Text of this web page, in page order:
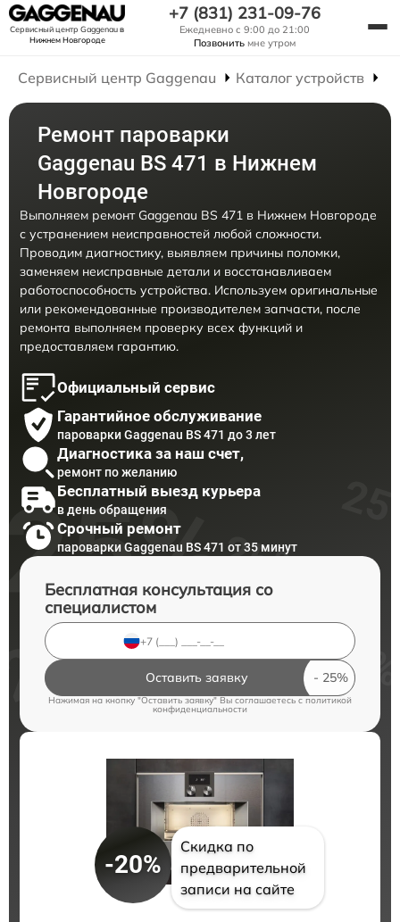
Сервисный центр Gaggenauв
Нижнем Новгороде
+7 (831) 231-09-76
Ежедневно с 9:00 до 21:00
Позвонить мне утром
Сервисный центр Gaggenau Каталог устройств
Ремонт пароварки
Gaggenau BS 471 в Нижнем
Новгороде
Выполняем ремонт Gaggenau BS 471 в Нижнем Новгороде
с устранением неисправностей любой сложности.
Проводим диагностику, выявляем причины поломки,
заменяем неисправные детали и восстанавливаем
работоспособность устройства. Используем оригинальные
или рекомендованные производителем запчасти, после
ремонта выполняем проверку всех функций и
предоставляем гарантию.
Официальный сервис
Гарантийное обслуживание
пароварки Gaggenau BS 471 до 3 лет
Диагностика за наш счет,
ремонт по желанию
Бесплатный выезд курьера
в день обращения
Срочный ремонт
пароварки Gaggenau BS 471 от 35 минут
Бесплатная консультация со
специалистом
Оставить заявку
Нажимая на кнопку "Оставить заявку" Вы соглашаетесь cполитикой
конфиденциальности
-20%
Скидка по
предварительной
записи на сайте